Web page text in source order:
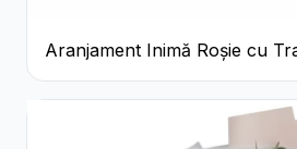
Aranjament Inimă Roșie cu
și Ferrero Rocher Premium